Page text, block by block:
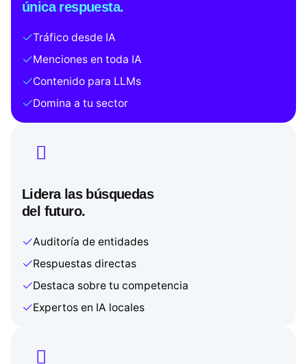
única respuesta.
Tráfico desde IA
Menciones en toda IA
Contenido para LLMs
Domina a tu sector
Lidera las búsquedas
del futuro.
Auditoría de entidades
Respuestas directas
Destaca sobre tu competencia
Expertos en IA locales